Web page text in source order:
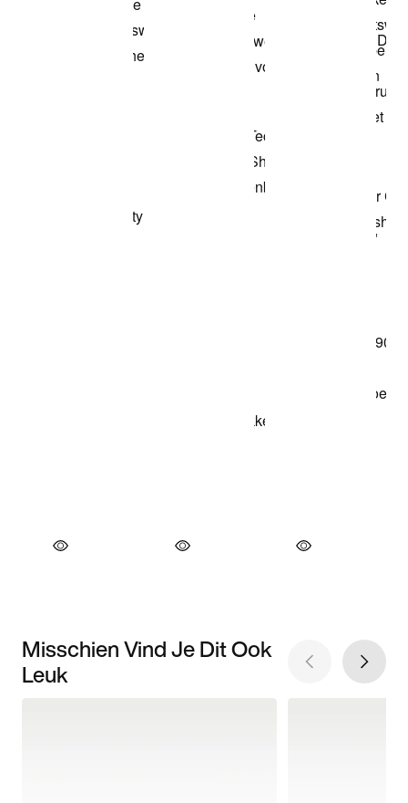
Misschien Vind Je Dit Ook
Leuk